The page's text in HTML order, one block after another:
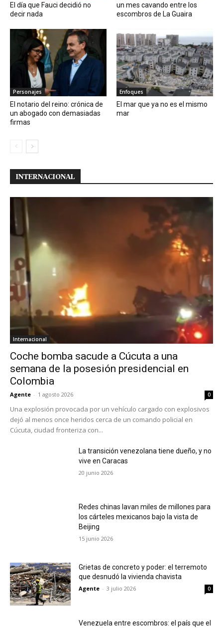
El día que Fauci decidió no
decir nada
un mes cavando entre los
escombros de La Guaira
Personajes
El notario del reino: crónica de
un abogado con demasiadas
firmas
Enfoques
El mar que ya no es el mismo
mar
INTERNACIONAL
Internacional
Coche bomba sacude a Cúcuta a una
semana de la posesión presidencial en
Colombia
Agente - 1 agosto 2026 0
Una explosión provocada por un vehículo cargado con explosivos
dejó al menos once heridos cerca de un comando policial en
Cúcuta, ciudad fronteriza con...
La transición venezolana tiene dueño, y no
vive en Caracas
20 junio 2026
Redes chinas lavan miles de millones para
los cárteles mexicanos bajo la vista de
Beijing
15 junio 2026
Grietas de concreto y poder: el terremoto
que desnudó la vivienda chavista
Agente - 3 julio 2026 0
Venezuela entre escombros: el país que el